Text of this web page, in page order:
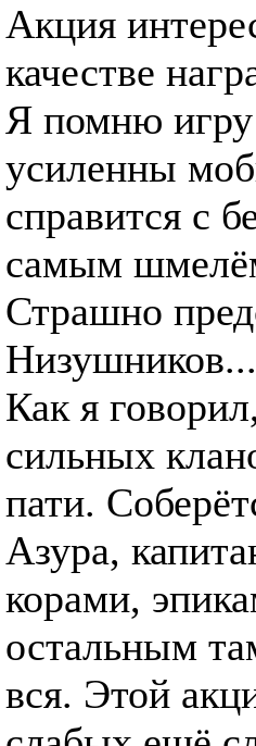
Акция
качестве
Я помню игру
усиленны
справится с
самым
Страшно
Как я
сильных
пати.
Азура,
корами,
остальным
вся. Этой